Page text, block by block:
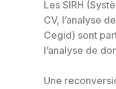
Les SIRH
CV, l’analyse
Cegid) sont
l’analyse de
Une